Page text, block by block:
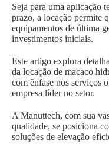
Seja para uma aplicação
prazo, a locação permite
equipamentos de última
investimentos iniciais.
Este artigo explora
da locação de macaco
com ênfase nos serviços
empresa líder no setor.
A Manuttech, com sua
qualidade, se posiciona
soluções de elevação